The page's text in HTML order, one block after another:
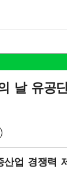
날 유공
산업 경쟁력